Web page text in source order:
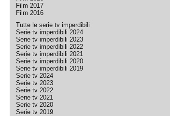
Film 2017
Film 2016
Tutte le serie tv imperdibili
Serie tv imperdibili 2024
Serie tv imperdibili 2023
Serie tv imperdibili 2022
Serie tv imperdibili 2021
Serie tv imperdibili 2020
Serie tv imperdibili 2019
Serie tv 2024
Serie tv 2023
Serie tv 2022
Serie tv 2021
Serie tv 2020
Serie tv 2019